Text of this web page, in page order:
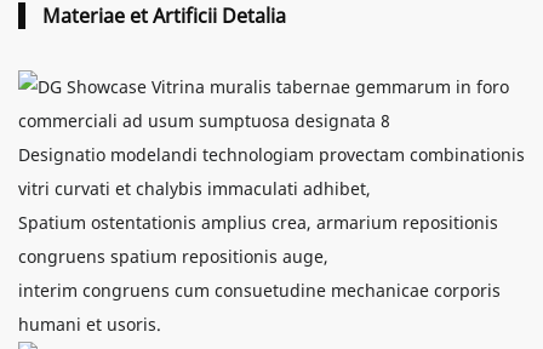
Materiae et Artificii Detalia
Designatio modelandi technologiam provectam combinationis
vitri curvati et chalybis immaculati adhibet,
Spatium ostentationis amplius crea, armarium repositionis
congruens spatium repositionis auge,
interim congruens cum consuetudine mechanicae corporis
humani et usoris.